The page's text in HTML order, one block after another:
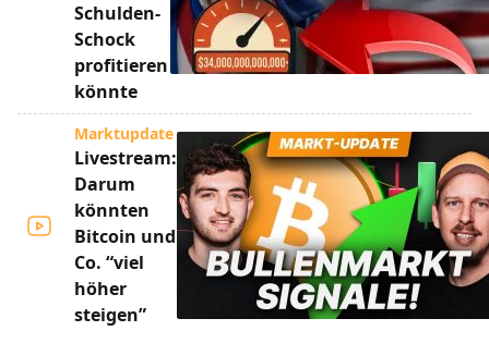
Schulden-
Schock
profitieren
könnte
Marktupdate
Livestream:
Darum
könnten
Bitcoin und
Co. “viel
höher
steigen”